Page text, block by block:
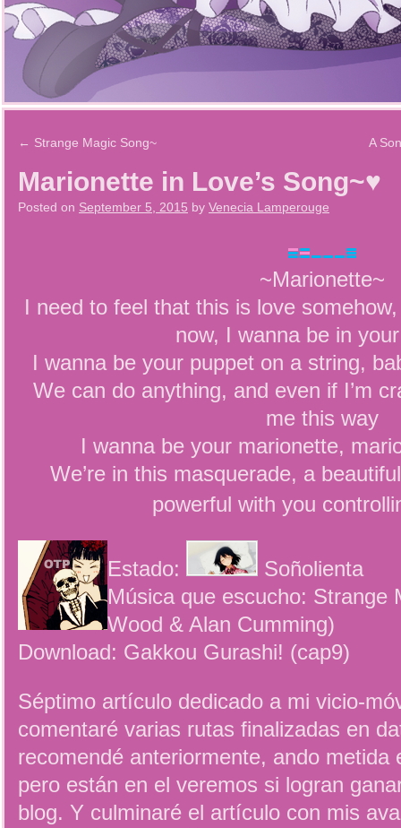
← Strange Magic Song~ A
Marionette in Love’s Song~♥
Posted on September 5, 2015 by Venecia Lamperouge
~Marionette~
I need to feel that this is love
now, I wanna be in
I wanna be your puppet on a string,
We can do anything, and even if I’m
me this way
I wanna be your marionette,
We’re in this masquerade, a
powerful with you
Estado:
Soñolienta
Música que escucho: Strange
Wood & Alan Cumming)
Download: Gakkou Gurashi! (cap9)
Séptimo artículo dedicado a mi vicio-
comentaré varias rutas finalizadas en
recomendé anteriormente, ando metida
pero están en el veremos si logran
blog. Y culminaré el artículo con mis